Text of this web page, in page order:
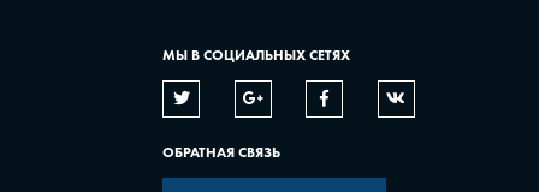
МЫ В СОЦИАЛЬНЫХ СЕТЯХ
ОБРАТНАЯ СВЯЗЬ